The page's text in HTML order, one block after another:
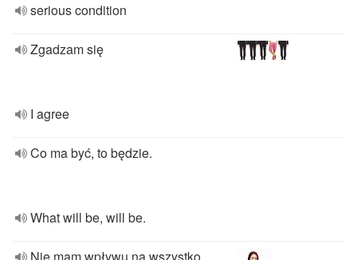
serious condition
Zgadzam się
I agree
Co ma być, to będzie.
What will be, will be.